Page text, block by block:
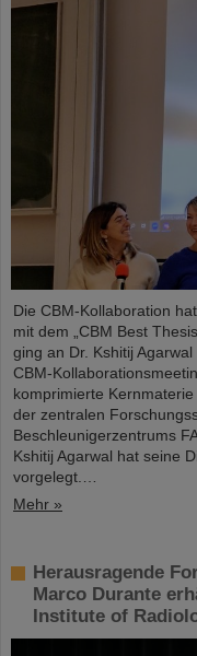
Die CBM-Kollaboration
mit dem „CBM Best
ging an Dr. Kshitij
CBM-
komprimierte
der zentralen
Beschleunigerzentrums
Kshitij Agarwal hat seine
vorgelegt.…
Mehr »
Herausragende
Marco Durante
Institute of